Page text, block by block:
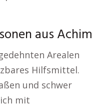
aus Achim
Arealen
Hilfsmittel.
und schwer
mit